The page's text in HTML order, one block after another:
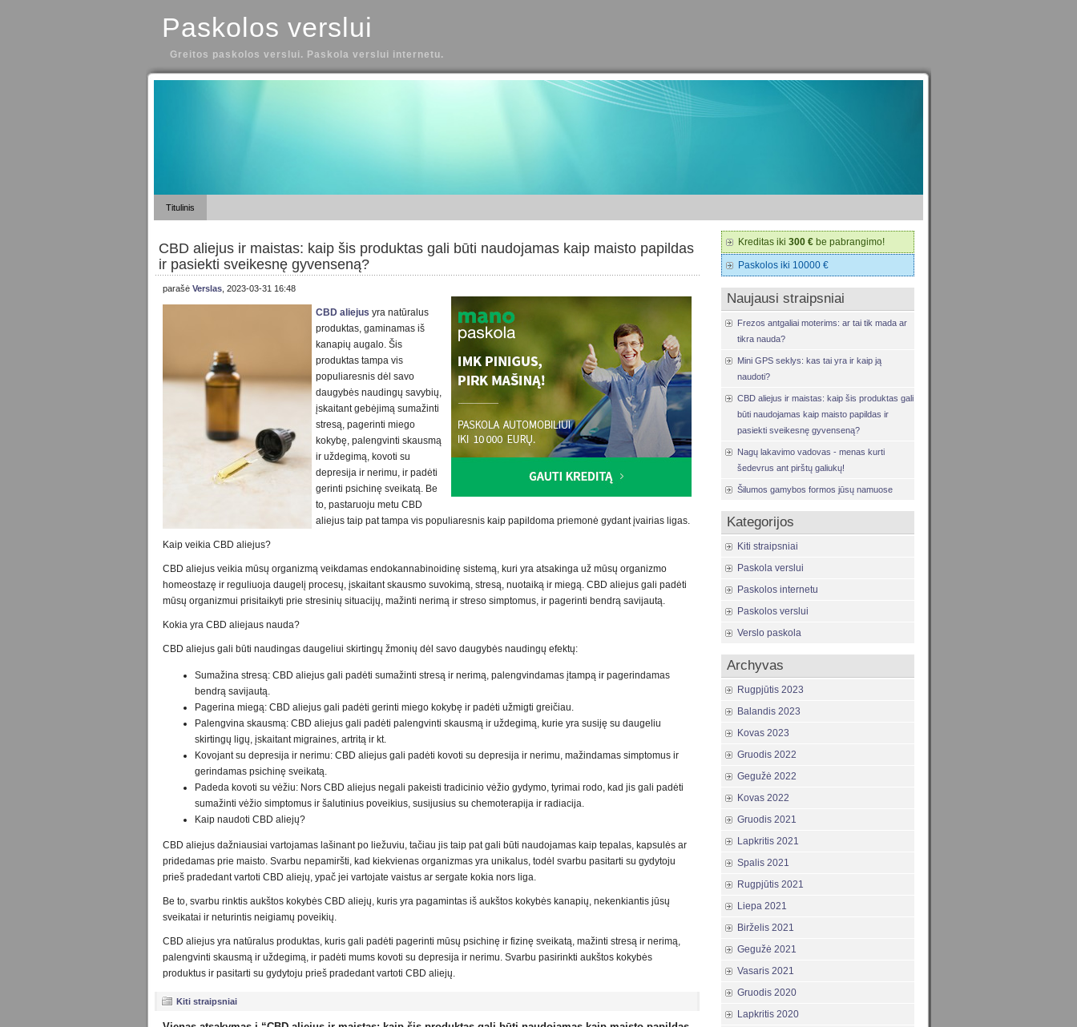
Paskolos verslui
Greitos paskolos verslui. Paskola verslui internetu.
Titulinis
CBD aliejus ir maistas: kaip šis produktas gali būti naudojamas kaip maisto papildas
ir pasiekti sveikesnę gyvenseną?
parašė Verslas , 2023-03-31 16:48
CBD aliejus yra natūralus
produktas, gaminamas iš
kanapių augalo. Šis
produktas tampa vis
populiaresnis dėl savo
daugybės naudingų savybių,
įskaitant gebėjimą sumažinti
stresą, pagerinti miego
kokybę, palengvinti skausmą
ir uždegimą, kovoti su
depresija ir nerimu, ir padėti
gerinti psichinę sveikatą. Be
to, pastaruoju metu CBD
aliejus taip pat tampa vis populiaresnis kaip papildoma priemonė gydant įvairias ligas.
Kaip veikia CBD aliejus?
CBD aliejus veikia mūsų organizmą veikdamas endokannabinoidinę sistemą, kuri yra atsakinga už mūsų organizmo
homeostazę ir reguliuoja daugelį procesų, įskaitant skausmo suvokimą, stresą, nuotaiką ir miegą. CBD aliejus gali padėti
mūsų organizmui prisitaikyti prie stresinių situacijų, mažinti nerimą ir streso simptomus, ir pagerinti bendrą savijautą.
Kokia yra CBD aliejaus nauda?
CBD aliejus gali būti naudingas daugeliui skirtingų žmonių dėl savo daugybės naudingų efektų:
Sumažina stresą: CBD aliejus gali padėti sumažinti stresą ir nerimą, palengvindamas įtampą ir pagerindamas
bendrą savijautą.
Pagerina miegą: CBD aliejus gali padėti gerinti miego kokybę ir padėti užmigti greičiau.
Palengvina skausmą: CBD aliejus gali padėti palengvinti skausmą ir uždegimą, kurie yra susiję su daugeliu
skirtingų ligų, įskaitant migraines, artritą ir kt.
Kovojant su depresija ir nerimu: CBD aliejus gali padėti kovoti su depresija ir nerimu, mažindamas simptomus ir
gerindamas psichinę sveikatą.
Padeda kovoti su vėžiu: Nors CBD aliejus negali pakeisti tradicinio vėžio gydymo, tyrimai rodo, kad jis gali padėti
sumažinti vėžio simptomus ir šalutinius poveikius, susijusius su chemoterapija ir radiacija.
Kaip naudoti CBD aliejų?
CBD aliejus dažniausiai vartojamas lašinant po liežuviu, tačiau jis taip pat gali būti naudojamas kaip tepalas, kapsulės ar
pridedamas prie maisto. Svarbu nepamiršti, kad kiekvienas organizmas yra unikalus, todėl svarbu pasitarti su gydytoju
prieš pradedant vartoti CBD aliejų, ypač jei vartojate vaistus ar sergate kokia nors liga.
Be to, svarbu rinktis aukštos kokybės CBD aliejų, kuris yra pagamintas iš aukštos kokybės kanapių, nekenkiantis jūsų
sveikatai ir neturintis neigiamų poveikių.
CBD aliejus yra natūralus produktas, kuris gali padėti pagerinti mūsų psichinę ir fizinę sveikatą, mažinti stresą ir nerimą,
palengvinti skausmą ir uždegimą, ir padėti mums kovoti su depresija ir nerimu. Svarbu pasirinkti aukštos kokybės
produktus ir pasitarti su gydytoju prieš pradedant vartoti CBD aliejų.
Kiti straipsniai
Kreditas iki 300 € be pabrangimo!
Paskolos iki 10000 €
Naujausi straipsniai
Frezos antgaliai moterims: ar tai tik mada ar
tikra nauda?
Mini GPS seklys: kas tai yra ir kaip ją
naudoti?
CBD aliejus ir maistas: kaip šis produktas gali
būti naudojamas kaip maisto papildas ir
pasiekti sveikesnę gyvenseną?
Nagų lakavimo vadovas - menas kurti
šedevrus ant pirštų galiukų!
Šilumos gamybos formos jūsų namuose
Kategorijos
Kiti straipsniai
Paskola verslui
Paskolos internetu
Paskolos verslui
Verslo paskola
Archyvas
Rugpjūtis 2023
Balandis 2023
Kovas 2023
Gruodis 2022
Gegužė 2022
Kovas 2022
Gruodis 2021
Lapkritis 2021
Spalis 2021
Rugpjūtis 2021
Liepa 2021
Birželis 2021
Gegužė 2021
Vasaris 2021
Gruodis 2020
Lapkritis 2020